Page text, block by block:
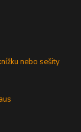
nebo sešity